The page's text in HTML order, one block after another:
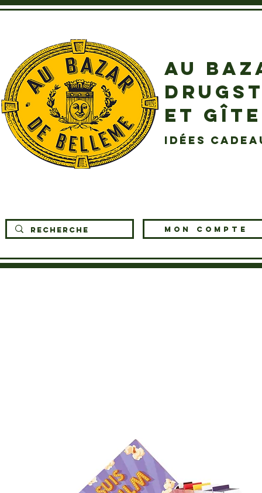
AU
ET
idées
MON COMPTE